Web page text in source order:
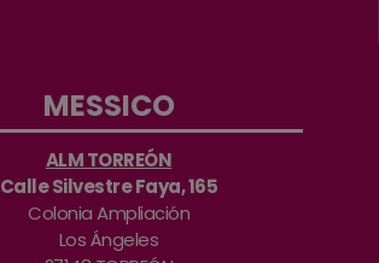
MESSICO
ALM TORREÓN
Calle Silvestre Faya, 165
Colonia Ampliación
Los Ángeles